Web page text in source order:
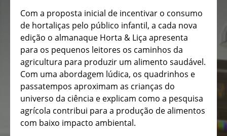
Com a proposta inicial de incentivar o consumo
de hortaliças pelo público infantil, a cada nova
edição o almanaque Horta & Liça apresenta
para os pequenos leitores os caminhos da
agricultura para produzir um alimento saudável.
Com uma abordagem lúdica, os quadrinhos e
passatempos aproximam as crianças do
universo da ciência e explicam como a pesquisa
agrícola contribui para a produção de alimentos
com baixo impacto ambiental.